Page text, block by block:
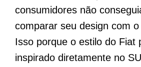
consumidores não
comparar seu design com
Isso porque o estilo do Fiat
inspirado diretamente no